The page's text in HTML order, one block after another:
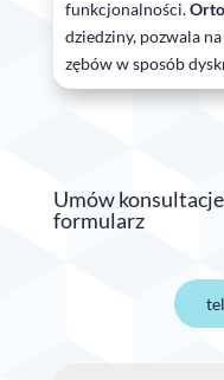
funkcjonalności.
dziedziny, pozwala
zębów w sposób
Umów
formularz